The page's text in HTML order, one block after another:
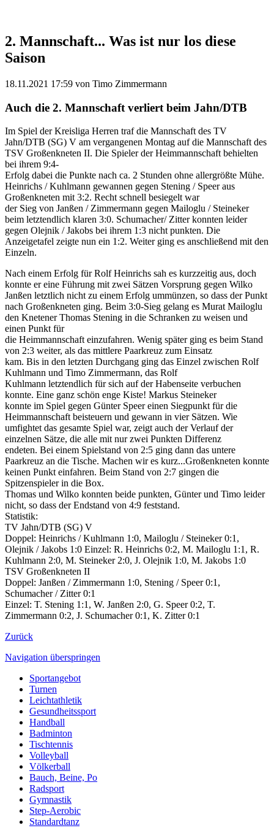
2. Mannschaft... Was ist nur los diese
Saison
18.11.2021 17:59 von Timo Zimmermann
Auch die 2. Mannschaft verliert beim Jahn/DTB
Im Spiel der Kreisliga Herren traf die Mannschaft des TV
Jahn/DTB (SG) V am vergangenen Montag auf die Mannschaft des
TSV Großenkneten II. Die Spieler der Heimmannschaft behielten
bei ihrem 9:4-
Erfolg dabei die Punkte nach ca. 2 Stunden ohne allergrößte Mühe.
Heinrichs / Kuhlmann gewannen gegen Stening / Speeraus
Großenkneten mit 3:2. Recht schnell besiegelt war
der Sieg von Janßen / Zimmermann gegen Mailoglu / Steineker
beim letztendlich klaren 3:0. Schumacher/ Zitterkonnten leider
gegen Olejnik / Jakobs bei ihrem 1:3 nicht punkten. Die
Anzeigetafel zeigte nun ein 1:2. Weiter ging es anschließend mit den
Einzeln.
Nach einem Erfolg für RolfHeinrichs sah es kurzzeitig aus, doch
konnte er eine Führung mit zwei Sätzen Vorsprung gegen Wilko
Janßen letztlich nicht zu einem Erfolg ummünzen, so dass der Punkt
nach Großenkneten ging. Beim 3:0-Sieg gelang es Murat Mailoglu
den KnetenerThomas Stening in die Schranken zu weisen und
einen Punkt für
die Heimmannschaft einzufahren. Wenig später ging es beim Stand
von 2:3 weiter, als das mittlere Paarkreuz zum Einsatz
kam. Bis in den letzten Durchgang ging das Einzel zwischen Rolf
Kuhlmann und Timo Zimmermann, das Rolf
Kuhlmann letztendlich für sich auf der Habenseite verbuchen
konnte. Eine ganz schön enge Kiste! Markus Steineker
konnte im Spiel gegen Günter Speer einen Siegpunkt für die
Heimmannschaft beisteuern und gewann in vier Sätzen. Wie
umfightet das gesamte Spiel war, zeigt auch der Verlauf der
einzelnen Sätze, die alle mit nur zwei Punkten Differenz
endeten. Bei einem Spielstand von 2:5 ging dann das untere
Paarkreuz an die Tische. Machen wir es kurz...Großenkneten konnte
keinen Punkt einfahren. Beim Stand von 2:7 gingen die
Spitzenspieler in die Box.
Thomas und Wilko konnten beide punkten, Günter und Timo leider
nicht, so dass der Endstand von 4:9 feststand.
Statistik:
TV Jahn/DTB (SG) V
Doppel: Heinrichs / Kuhlmann 1:0, Mailoglu / Steineker 0:1,
Olejnik / Jakobs 1:0 Einzel: R. Heinrichs 0:2, M. Mailoglu 1:1, R.
Kuhlmann 2:0, M. Steineker 2:0, J. Olejnik 1:0, M. Jakobs 1:0
TSV Großenkneten II
Doppel: Janßen / Zimmermann 1:0, Stening / Speer 0:1,
Schumacher / Zitter 0:1
Einzel: T. Stening 1:1, W. Janßen 2:0, G. Speer 0:2, T.
Zimmermann 0:2, J. Schumacher 0:1, K. Zitter 0:1
Zurück
Navigation überspringen
Sportangebot
Turnen
Leichtathletik
Gesundheitssport
Handball
Badminton
Tischtennis
Volleyball
Völkerball
Bauch, Beine, Po
Radsport
Gymnastik
Step-Aerobic
Standardtanz